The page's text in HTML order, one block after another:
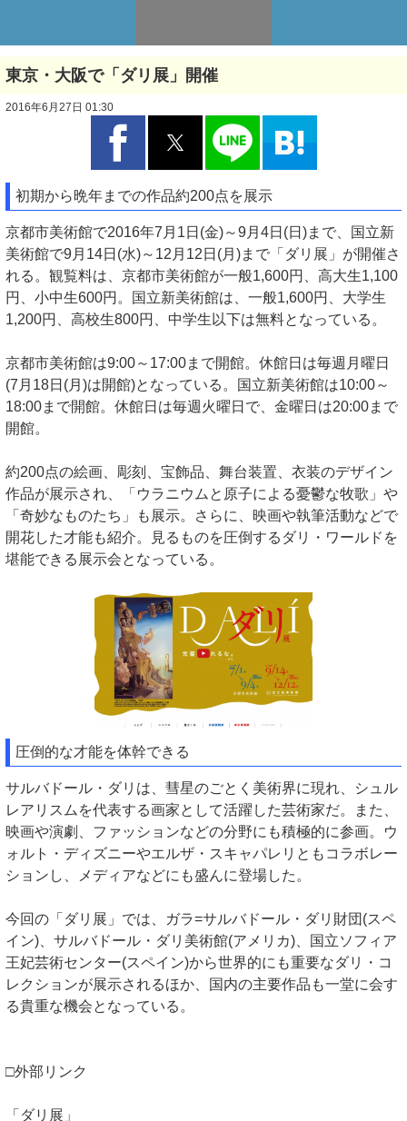
東京・大阪で「ダリ展」開催
2016年6月27日 01:30
初期から晩年までの作品約200点を展示
京都市美術館で2016年7月1日(金)～9月4日(日)まで、国立新
美術館で9月14日(水)～12月12日(月)まで「ダリ展」が開催さ
れる。観覧料は、京都市美術館が一般1,600円、高大生1,100
円、小中生600円。国立新美術館は、一般1,600円、大学生
1,200円、高校生800円、中学生以下は無料となっている。
京都市美術館は9:00～17:00まで開館。休館日は毎週月曜日
(7月18日(月)は開館)となっている。国立新美術館は10:00～
18:00まで開館。休館日は毎週火曜日で、金曜日は20:00まで
開館。
約200点の絵画、彫刻、宝飾品、舞台装置、衣装のデザイン
作品が展示され、「ウラニウムと原子による憂鬱な牧歌」や
「奇妙なものたち」も展示。さらに、映画や執筆活動などで
開花した才能も紹介。見るものを圧倒するダリ・ワールドを
堪能できる展示会となっている。
圧倒的な才能を体幹できる
サルバドール・ダリは、彗星のごとく美術界に現れ、シュル
レアリスムを代表する画家として活躍した芸術家だ。また、
映画や演劇、ファッションなどの分野にも積極的に参画。ウ
ォルト・ディズニーやエルザ・スキャパレリともコラボレー
ションし、メディアなどにも盛んに登場した。
今回の「ダリ展」では、ガラ=サルバドール・ダリ財団(スペ
イン)、サルバドール・ダリ美術館(アメリカ)、国立ソフィア
王妃芸術センター(スペイン)から世界的にも重要なダリ・コ
レクションが展示されるほか、国内の主要作品も一堂に会す
る貴重な機会となっている。
□外部リンク
「ダリ展」